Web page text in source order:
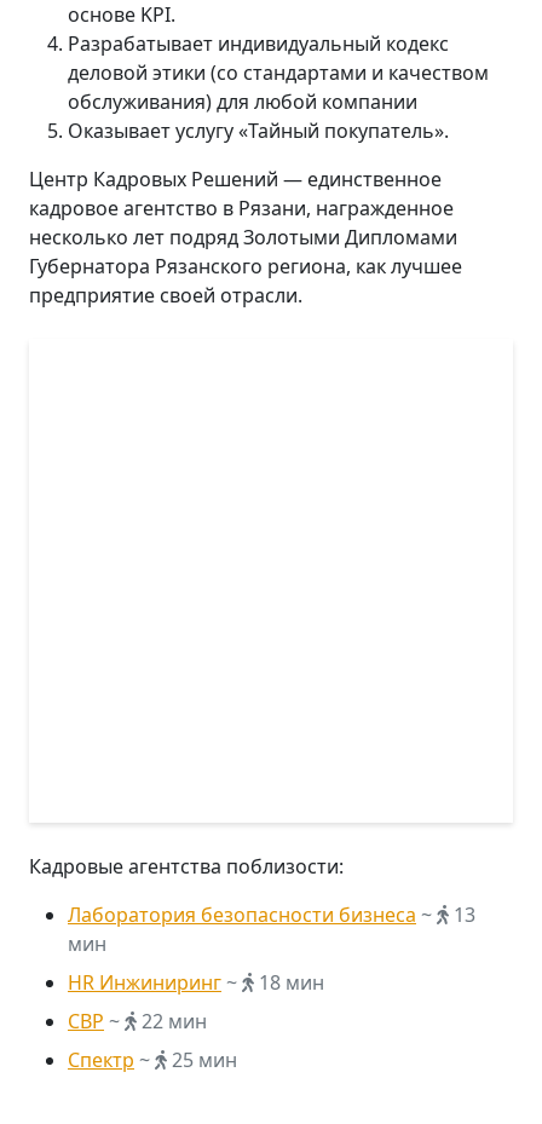
основе KPI.
Разрабатывает индивидуальный кодекс
деловой этики (со стандартами и качеством
обслуживания) для любой компании
Оказывает услугу «Тайный покупатель».
Центр Кадровых Решений — единственное
кадровое агентство в Рязани, награжденное
несколько лет подряд Золотыми Дипломами
Губернатора Рязанского региона, как лучшее
предприятие своей отрасли.
Кадровые агентства поблизости:
Лаборатория безопасности бизнеса ~
13
мин
HR Инжиниринг~
18 мин
СВР ~
22 мин
Спектр ~ 25 мин